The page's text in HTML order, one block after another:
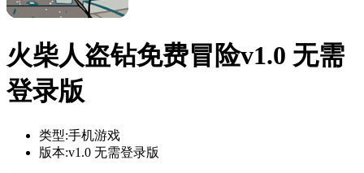
火柴人盗钻免费冒险v1.0 无需
登录版
类型:手机游戏
版本:v1.0 无需登录版